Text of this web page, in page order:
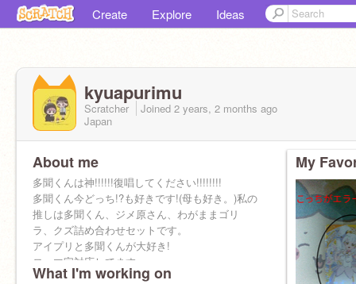
Create Explore Ideas
kyuapurimu
Scratcher Joined 2 years, 2 months ago
Japan
About me
多聞くんは神!!!!!!復唱してください!!!!!!!!
多聞くん今どっち!?も好きです!(母も好き。)私の
推しは多聞くん、ジメ原さん、わがままゴリ
ラ、クズ詰め合わせセットです。
アイプリと多聞くんが大好き!
ローマ字対応してます。
What I'm working on
My